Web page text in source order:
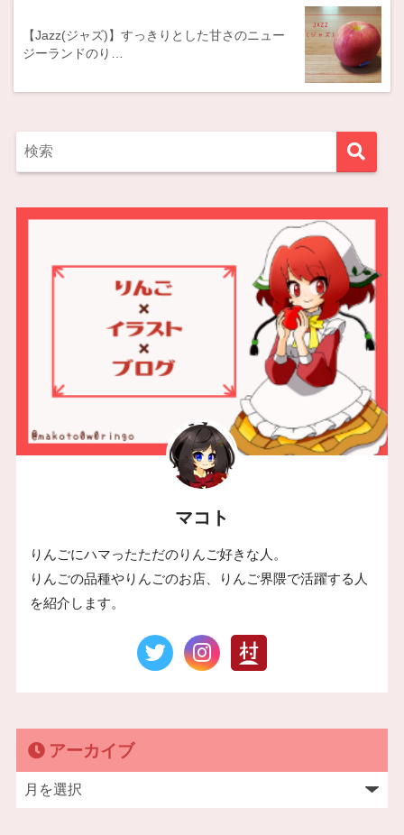
【Jazz(ジャズ)】すっきりとした甘さのニュー
ジーランドのり…
マコト
りんごにハマったただのりんご好きな人。
りんごの品種やりんごのお店、りんご界隈で活躍する人
を紹介します。
アーカイブ